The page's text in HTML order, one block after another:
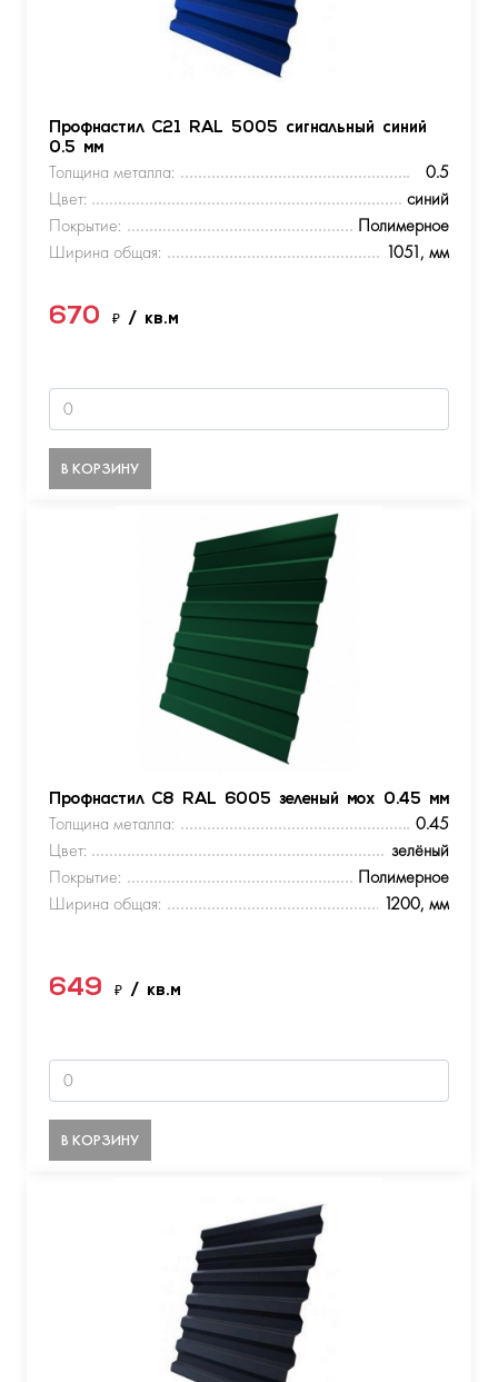
Профнастил С21 RAL 5005 сигнальный синий
0.5 мм
Толщина металла:
0.5
Цвет:
синий
Покрытие:
Полимерное
Ширина общая:
1051, мм
670 ₽ / кв.м
В КОРЗИНУ
Профнастил С8 RAL 6005 зеленый мох 0.45 мм
Толщина металла:
0.45
Цвет:
зелёный
Покрытие:
Полимерное
Ширина общая:
1200, мм
649 ₽ / кв.м
В КОРЗИНУ